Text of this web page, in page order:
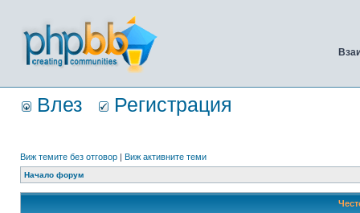
Влез Регистрация
Виж темите без отговор | Виж активните теми
Начало форум